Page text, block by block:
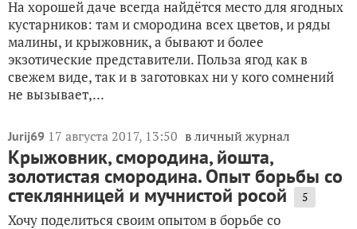
На хорошей даче всегда найдётся место для ягодных
кустарников: там и смородина всех цветов, и ряды
малины, и крыжовник, а бывают и более
экзотические представители. Польза ягод как в
свежем виде, так и в заготовках ни у кого сомнений
не вызывает,...
Jurij69 17 августа 2017, 13:50 в личный журнал
Крыжовник, смородина, йошта,
золотистая смородина. Опыт борьбы со
стеклянницей и мучнистой росой 5
Хочу поделиться своим опытом в борьбе со